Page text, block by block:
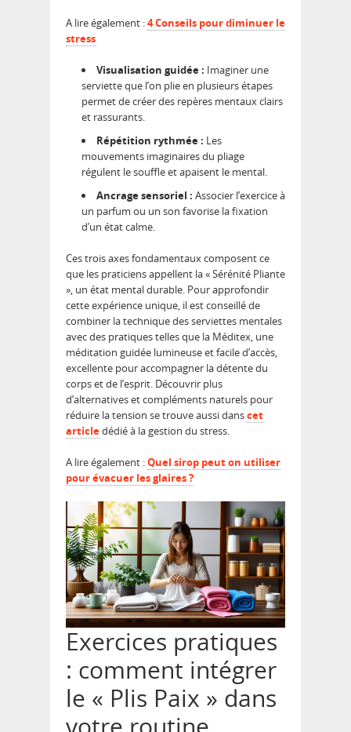
A lire également :4 Conseils pour diminuer le
stress
Visualisation guidée : Imaginer une
serviette que l’on plie en plusieurs étapes
permet de créer des repères mentaux clairs
et rassurants.
Répétition rythmée : Les
mouvements imaginaires du pliage
régulent le souffle et apaisent le mental.
Ancrage sensoriel : Associer l’exercice à
un parfum ou un son favorise la fixation
d’un état calme.
Ces trois axes fondamentaux composent ce
que les praticiens appellent la « Sérénité Pliante
», un état mental durable. Pour approfondir
cette expérience unique, il est conseillé de
combiner la technique des serviettes mentales
avec des pratiques telles que la Méditex, une
méditation guidée lumineuse et facile d’accès,
excellente pour accompagner la détente du
corps et de l’esprit. Découvrir plus
d’alternatives et compléments naturels pour
réduire la tension se trouve aussi danscet
articledédié à la gestion du stress.
A lire également :Quel sirop peut on utiliser
pour évacuer les glaires ?
Exercices pratiques
: comment intégrer
le « Plis Paix » dans